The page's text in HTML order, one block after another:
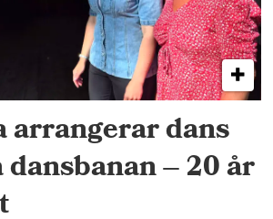
arrangerar dans
– 20 år